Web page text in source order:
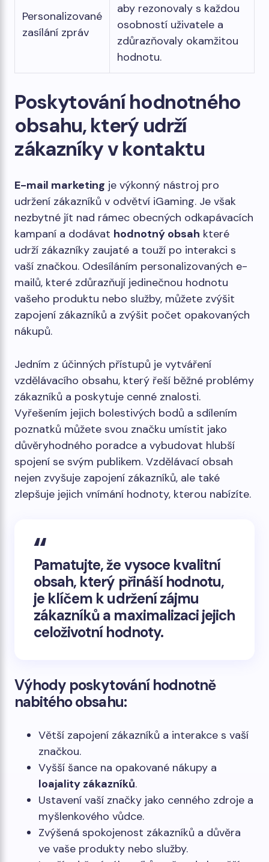
Personalizované
zasílání zpráv
aby rezonovaly s každou
osobností uživatele a
zdůrazňovaly okamžitou
hodnotu.
Poskytování hodnotného
obsahu, který udrží
zákazníky v kontaktu
E-mail marketing je výkonný nástroj pro
udržení zákazníků v odvětví iGaming. Je však
nezbytné jít nad rámec obecných odkapávacích
kampaní a dodávat hodnotný obsah které
udrží zákazníky zaujaté a touží po interakci s
vaší značkou. Odesíláním personalizovaných e-
mailů, které zdůrazňují jedinečnou hodnotu
vašeho produktu nebo služby, můžete zvýšit
zapojení zákazníků a zvýšit počet opakovaných
nákupů.
Jedním z účinných přístupů je vytváření
vzdělávacího obsahu, který řeší běžné problémy
zákazníků a poskytuje cenné znalosti.
Vyřešením jejich bolestivých bodů a sdílením
poznatků můžete svou značku umístit jako
důvěryhodného poradce a vybudovat hlubší
spojení se svým publikem. Vzdělávací obsah
nejen zvyšuje zapojení zákazníků, ale také
zlepšuje jejich vnímání hodnoty, kterou nabízíte.
Pamatujte, že vysoce kvalitní
obsah, který přináší hodnotu,
je klíčem k udržení zájmu
zákazníků a maximalizaci jejich
celoživotní hodnoty.
Výhody poskytování hodnotně
nabitého obsahu:
Větší zapojení zákazníků a interakce s vaší
značkou.
Vyšší šance na opakované nákupy a
loajality zákazníků.
Ustavení vaší značky jako cenného zdroje a
myšlenkového vůdce.
Zvýšená spokojenost zákazníků a důvěra
ve vaše produkty nebo služby.